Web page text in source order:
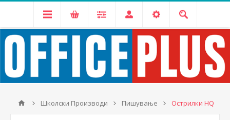
Школски Производи Пишување Острилки HQ